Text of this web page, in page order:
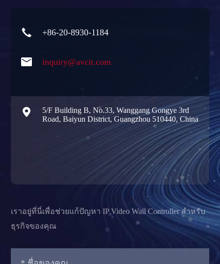
เราอยู่ที่นี่เพื่อช่วยแก้ปัญหา IP Video Wall Controller สำหรับ
ธุรกิจของคุณ
 +86-20-8930-1184
 inquiry@avcit.com

5/F Building B, No.33, Wanggang Gongye 3rd
Road, Baiyun District, Guangzhou 510440, China